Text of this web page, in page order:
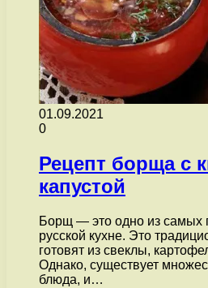
01.09.2021
0
Рецепт борща с
капустой
Борщ — это одно из самых
русской кухне. Это
готовят из свеклы,
Однако, существует
блюда, и…